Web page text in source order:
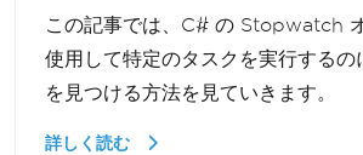
この記事では、C# の Stopwatch
使用して特定のタスクを実行するの
を見つける方法を見ていきます。
詳しく読む